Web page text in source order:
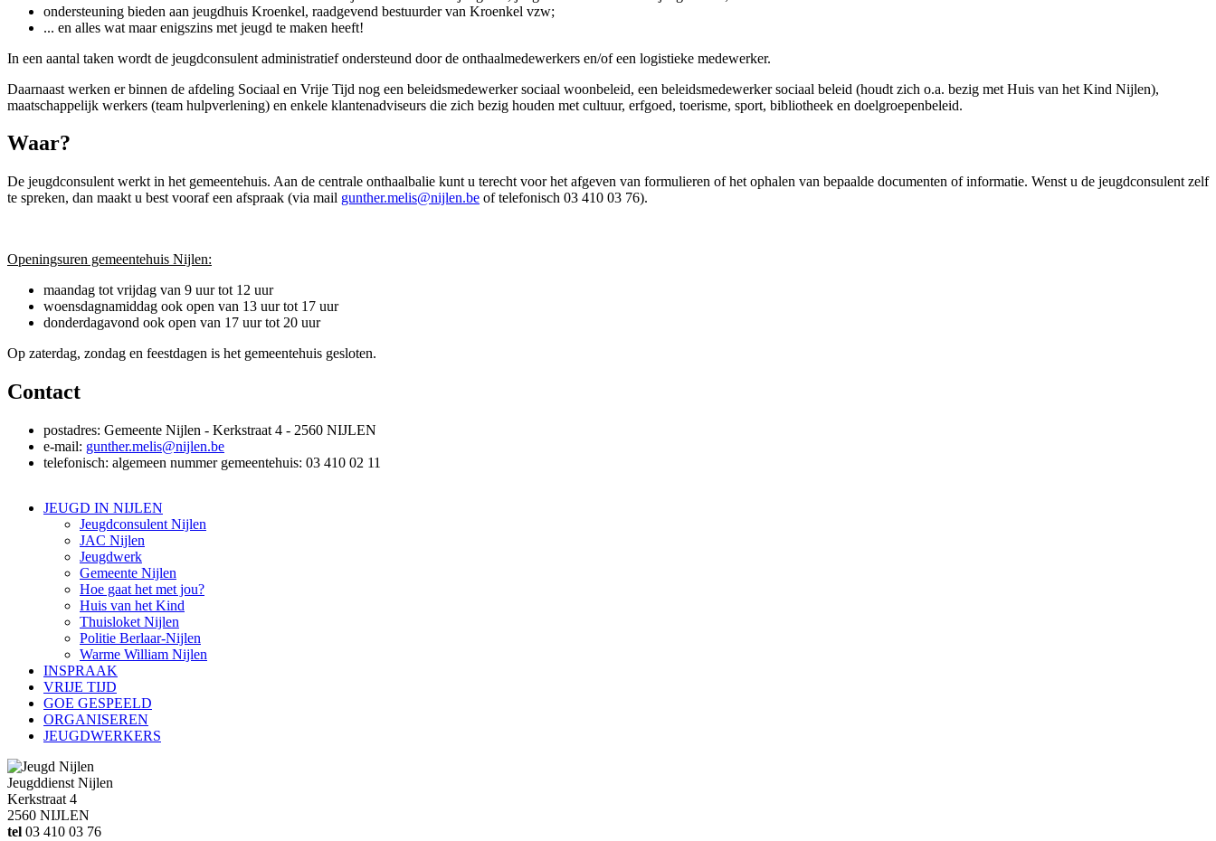
ondersteuning bieden aan jeugdhuis Kroenkel, raadgevend bestuurder van Kroenkel vzw;
... en alles wat maar enigszins met jeugd te maken heeft!
In een aantal taken wordt de jeugdconsulent administratief ondersteund door de onthaalmedewerkers en/of een logistieke medewerker.
Daarnaast werken er binnen de afdeling Sociaal en Vrije Tijd nog een beleidsmedewerker sociaal woonbeleid, een beleidsmedewerker sociaal beleid (houdt zich o.a. bezig met Huis van het Kind Nijlen),
maatschappelijk werkers (team hulpverlening) en enkele klantenadviseurs die zich bezig houden met cultuur, erfgoed, toerisme, sport, bibliotheek en doelgroepenbeleid.
Waar?
De jeugdconsulent werkt in het gemeentehuis. Aan de centrale onthaalbalie kunt u terecht voor het afgeven van formulieren of het ophalen van bepaalde documenten of informatie. Wenst u de jeugdconsulent zelf
te spreken, dan maakt u best vooraf een afspraak (via mail gunther.melis@nijlen.be of telefonisch 03 410 03 76).
Openingsuren gemeentehuis Nijlen:
maandag tot vrijdag van 9 uur tot 12 uur
woensdagnamiddag ook open van 13 uur tot 17 uur
donderdagavond ook open van 17 uur tot 20 uur
Op zaterdag, zondag en feestdagen is het gemeentehuis gesloten.
Contact
postadres: Gemeente Nijlen - Kerkstraat 4 - 2560 NIJLEN
e-mail: gunther.melis@nijlen.be
telefonisch: algemeen nummer gemeentehuis: 03 410 02 11
JEUGD IN NIJLEN
Jeugdconsulent Nijlen
JAC Nijlen
Jeugdwerk
Gemeente Nijlen
Hoe gaat het met jou?
Huis van het Kind
Thuisloket Nijlen
Politie Berlaar-Nijlen
Warme William Nijlen
INSPRAAK
VRIJE TIJD
GOE GESPEELD
ORGANISEREN
JEUGDWERKERS
Jeugddienst Nijlen
Kerkstraat 4
2560 NIJLEN
tel 03 410 03 76